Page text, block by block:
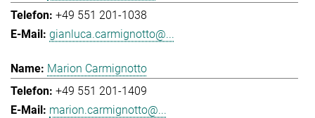
+49 551 201-1038
gianluca.carmignotto@...
Marion Carmignotto
+49 551 201-1409
marion.carmignotto@...